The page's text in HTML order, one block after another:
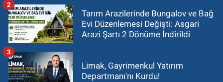
Tarım Arazilerinde Bungalov ve Bağ
Evi Düzenlemesi Değişti: Asgari
Arazi Şartı 2 Dönüme İndirildi
2
Limak, Gayrimenkul Yatırım
Departmanı'nı Kurdu!
3